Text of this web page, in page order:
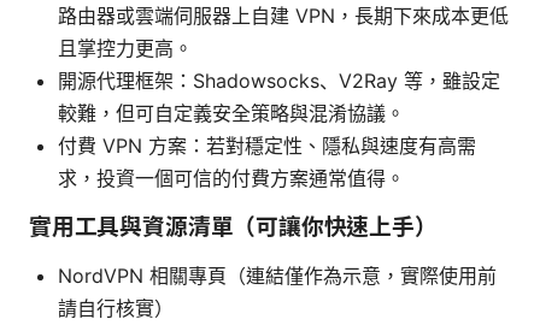
路由器或雲端伺服器上自建 VPN，長期下來成本更低
且掌控力更高。
開源代理框架：Shadowsocks、V2Ray 等，雖設定
較難，但可自定義安全策略與混淆協議。
付費 VPN 方案：若對穩定性、隱私與速度有高需
求，投資一個可信的付費方案通常值得。
實用工具與資源清單（可讓你快速上手）
NordVPN 相關專頁（連結僅作為示意，實際使用前
請自行核實）